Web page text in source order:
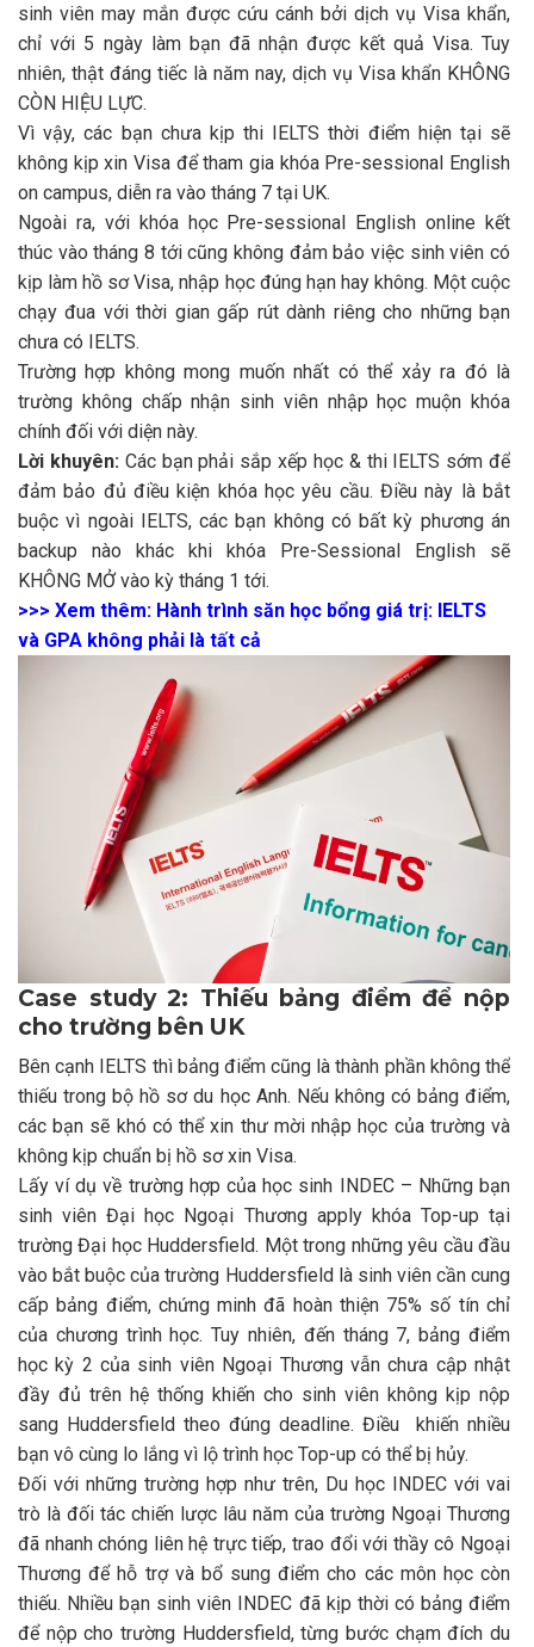
sinh viên may mắn được cứu cánh bởi dịch vụ Visa khẩn,
chỉ với 5 ngày làm bạn đã nhận được kết quả Visa. Tuy
nhiên, thật đáng tiếc là năm nay, dịch vụ Visa khẩn KHÔNG
CÒN HIỆU LỰC.
Vì vậy, các bạn chưa kịp thi IELTS thời điểm hiện tại sẽ
không kịp xin Visa để tham gia khóa Pre-sessional English
on campus, diễn ra vào tháng 7 tại UK.
Ngoài ra, với khóa học Pre-sessional English online kết
thúc vào tháng 8 tới cũng không đảm bảo việc sinh viên có
kịp làm hồ sơ Visa, nhập học đúng hạn hay không. Một cuộc
chạy đua với thời gian gấp rút dành riêng cho những bạn
chưa có IELTS.
Trường hợp không mong muốn nhất có thể xảy ra đó là
trường không chấp nhận sinh viên nhập học muộn khóa
chính đối với diện này.
Lời khuyên:Các bạn phải sắp xếp học & thi IELTS sớm để
đảm bảo đủ điều kiện khóa học yêu cầu. Điều này là bắt
buộc vì ngoài IELTS, các bạn không có bất kỳ phương án
backup nào khác khi khóa Pre-Sessional English sẽ
KHÔNG MỞ vào kỳ tháng 1 tới.
>>> Xem thêm: Hành trình săn học bổng giá trị: IELTS
và GPA không phải là tất cả
Case study 2: Thiếu bảng điểm để nộp
cho trường bên UK
Bên cạnh IELTS thì bảng điểm cũng là thành phần không thể
thiếu trong bộ hồ sơ du học Anh. Nếu không có bảng điểm,
các bạn sẽ khó có thể xin thư mời nhập học của trường và
không kịp chuẩn bị hồ sơ xin Visa.
Lấy ví dụ về trường hợp của học sinh INDEC – Những bạn
sinh viên Đại học Ngoại Thương apply khóa Top-up tại
trường Đại học Huddersfield. Một trong những yêu cầu đầu
vào bắt buộc của trường Huddersfield là sinh viên cần cung
cấp bảng điểm, chứng minh đã hoàn thiện 75% số tín chỉ
của chương trình học. Tuy nhiên, đến tháng 7, bảng điểm
học kỳ 2 của sinh viên Ngoại Thương vẫn chưa cập nhật
đầy đủ trên hệ thống khiến cho sinh viên không kịp nộp
sang Huddersfield theo đúng deadline. Điều khiến nhiều
bạn vô cùng lo lắng vì lộ trình học Top-up có thể bị hủy.
Đối với những trường hợp như trên, Du học INDEC với vai
trò là đối tác chiến lược lâu năm của trường Ngoại Thương
đã nhanh chóng liên hệ trực tiếp, trao đổi với thầy cô Ngoại
Thương để hỗ trợ và bổ sung điểm cho các môn học còn
thiếu. Nhiều bạn sinh viên INDEC đã kịp thời có bảng điểm
để nộp cho trường Huddersfield, từng bước chạm đích du